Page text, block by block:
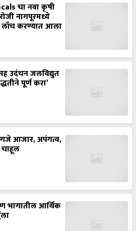
चा नवा कृषी
नागपूरमध्ये
लाँच करण्यात आला
उदंचन जलविद्युत
पूर्ण करा’
आजार, अपंगत्व,
भागातील आर्थिक